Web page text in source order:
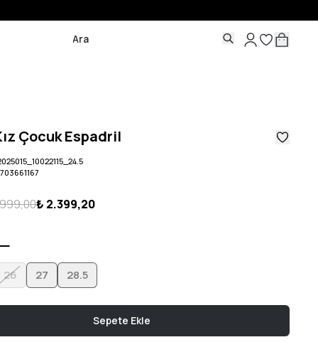
Çocuk Espadril
₺ 2.399,20
26 27 28.5
Sepete Ekle